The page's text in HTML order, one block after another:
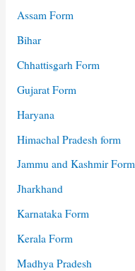
Assam Form
Bihar
Chhattisgarh Form
Gujarat Form
Haryana
Himachal Pradesh form
Jammu and Kashmir Form
Jharkhand
Karnataka Form
Kerala Form
Madhya Pradesh